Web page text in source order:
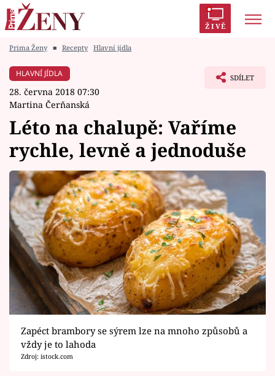
ŽIVĚ
Módní alarm
Témata
Celebrity
Vztahy
Seriály
Horoskopy
Sledujte prima+
Filmový festival Karlovy Vary
Prima Ženy ■ Recepty Hlavní jídla
HLAVNÍ JÍDLA
28. června 2018 07:30
Martina Čerňanská
SDÍLET
Léto na chalupě: Vaříme
rychle, levně a jednoduše
Zapéct brambory se sýrem lze na mnoho způsobů a
vždy je to lahoda
Zdroj: istock.com